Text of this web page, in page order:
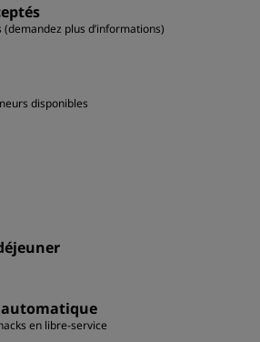
plus d’informations)
disponibles
en libre-service